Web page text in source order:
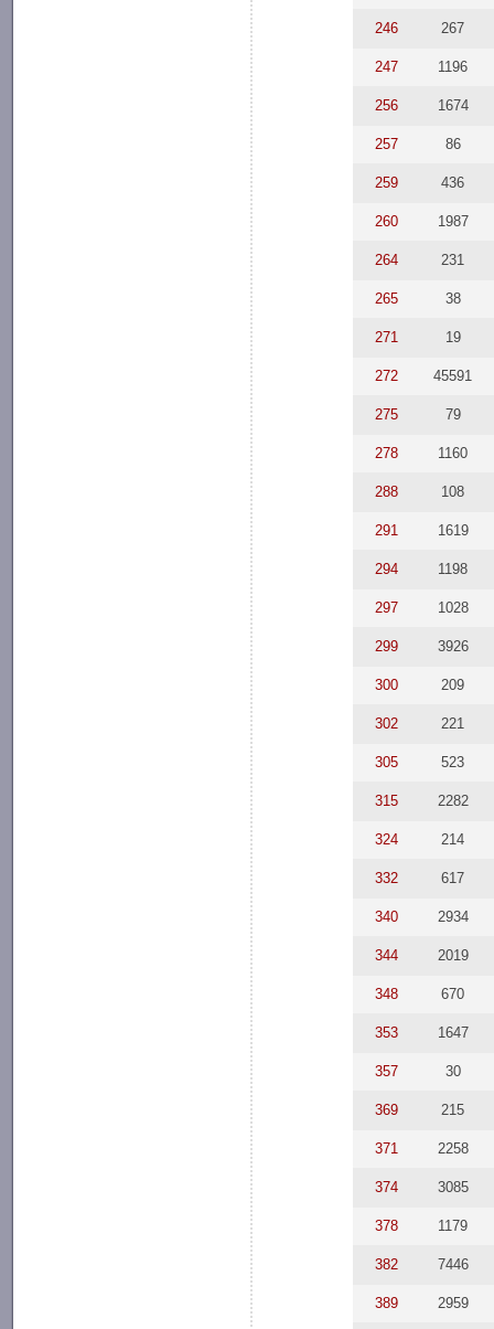
246 267
247 1196
256 1674
257 86
259 436
260 1987
264 231
265 38
271 19
272 45591
275 79
278 1160
288 108
291 1619
294 1198
297 1028
299 3926
300 209
302 221
305 523
315 2282
324 214
332 617
340 2934
344 2019
348 670
353 1647
357 30
369 215
371 2258
374 3085
378 1179
382 7446
389 2959